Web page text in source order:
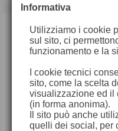
Informativa
Utilizziamo i cookie
sul sito, ci
funzionamento e la
I cookie tecnici
sito, come la scelta
visualizzazione ed il
(in forma anonima).
Il sito può anche
quelli dei social, per